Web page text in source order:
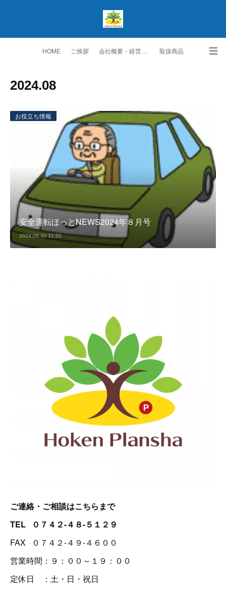
HOME ご挨拶 会社概要・経営理念 取扱商品
2024.08
お役立ち情報
安全運転ほっとNEWS2024年８月号
2024.08.30 12:50
ご連絡・ご相談はこちらまで
TEL ０７４２-４８-５１２９
FAX ０７４２-４９-４６００
営業時間：９：００～１９：００
定休日 ：土・日・祝日